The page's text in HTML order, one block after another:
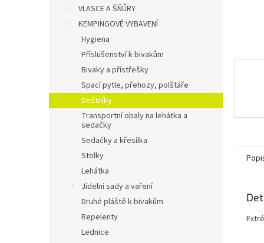
VLASCE A ŠŇŮRY
KEMPINGOVÉ VYBAVENÍ
Hygiena
Příslušenství k bivakům
Bivaky a přístřešky
Spací pytle, přehozy, polštáře
Deštníky
Transportní obaly na lehátka a
sedačky
Sedačky a křesílka
Stolky
Lehátka
Jídelní sady a vaření
Druhé pláště k bivakům
Repelenty
Lednice